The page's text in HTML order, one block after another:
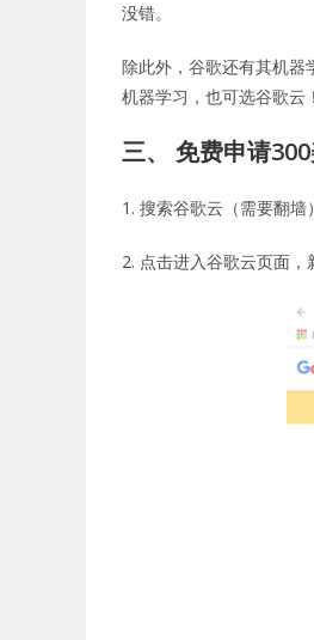
没错。
除此外，谷歌还有其机
机器学习，也可选谷歌云！
三、 免费申请
1. 搜索谷歌云（需要翻墙）
2. 点击进入谷歌云页面